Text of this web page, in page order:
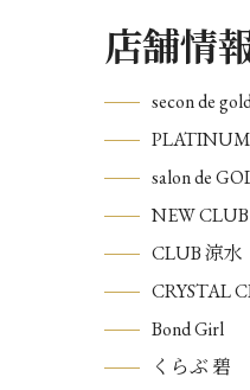
店舗情
secon de
PLATINUM
salon de
NEW
CLUB 涼水
CRYSTAL
Bond Girl
くらぶ 碧